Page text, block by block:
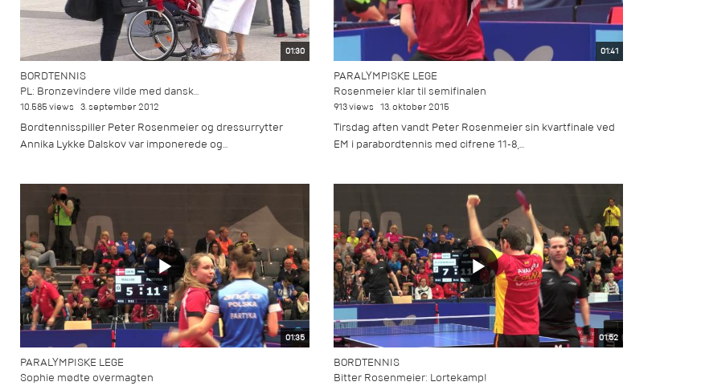
01:30
BORDTENNIS
PL: Bronzevindere vilde med dansk...
10.585 views 3. september 2012
Bordtennisspiller Peter Rosenmeier og dressurrytter
Annika Lykke Dalskov var imponerede og...
01:41
PARALYMPISKE LEGE
Rosenmeier klar til semifinalen
913 views 13. oktober 2015
Tirsdag aften vandt Peter Rosenmeier sin kvartfinale ved
EM i parabordtennis med cifrene 11-8,...
01:35
PARALYMPISKE LEGE
Sophie mødte overmagten
01:52
BORDTENNIS
Bitter Rosenmeier: Lortekamp!